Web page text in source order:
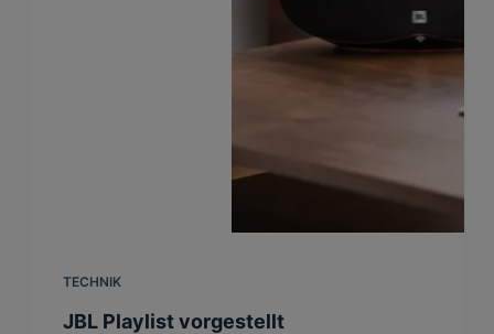
TECHNIK
JBL Playlist vorgestellt